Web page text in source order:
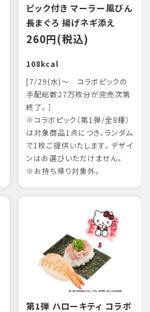
ピック付き マーラー風びん
長まぐろ 揚げネギ添え
260円(税込)
108kcal
[7/29(水)～ コラボピックの
手配総数27万枚分が完売次第
終了。］
※コラボピック（第1弾/全8種）
は対象商品1点につき、ランダム
で1枚ご提供いたします。デザイ
ンはお選びいただけません。
※お持ち帰り対象外。
第1弾 ハローキティ コラボ